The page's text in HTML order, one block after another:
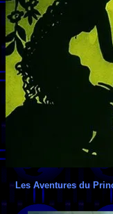
Les Aventures du